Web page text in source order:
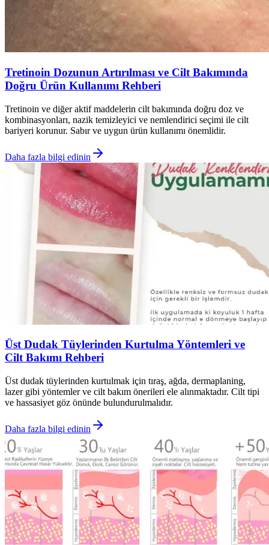
Tretinoin Dozunun Artırılması ve Cilt Bakımında
Doğru Ürün Kullanımı Rehberi
Tretinoin ve diğer aktif maddelerin cilt bakımında doğru doz ve
kombinasyonları, nazik temizleyici ve nemlendirici seçimi ile cilt
bariyeri korunur. Sabır ve uygun ürün kullanımı önemlidir.
Daha fazla bilgi edinin
Üst Dudak Tüylerinden Kurtulma Yöntemleri ve
Cilt Bakımı Rehberi
Üst dudak tüylerinden kurtulmak için tıraş, ağda, dermaplaning,
lazer gibi yöntemler ve cilt bakım önerileri ele alınmaktadır. Cilt tipi
ve hassasiyet göz önünde bulundurulmalıdır.
Daha fazla bilgi edinin